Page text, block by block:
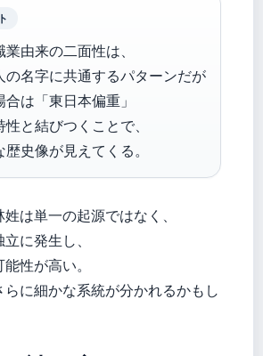
由来の二面性は、
の名字に共通するパターンだが
は「東日本偏重」
と結びつくことで、
史像が見えてくる。
姓は単一の起源ではなく、
に発生し、
性が高い。
に細かな系統が分かれるかもし